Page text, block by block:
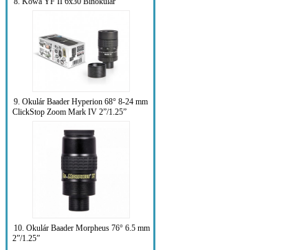
9. Okulár Baader Hyperion 68° 8-24 mm
ClickStop Zoom Mark IV 2”/1.25”
10. Okulár Baader Morpheus 76° 6.5 mm
2”/1.25”